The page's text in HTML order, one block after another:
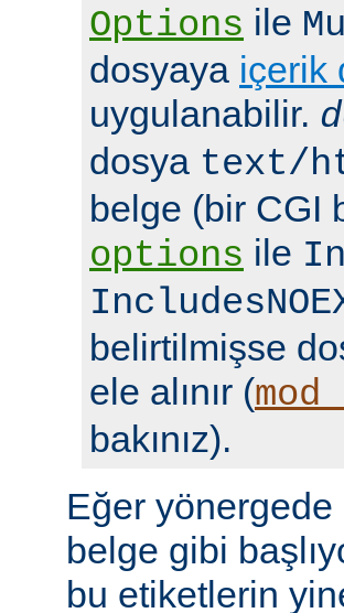
Options ile
dosyaya içerik
uygulanabilir.
dosya text/
belge (bir CGI
options ile
belirtilmişse
ele alınır (
bakınız).
Eğer
belge gibi
bu etiketlerin